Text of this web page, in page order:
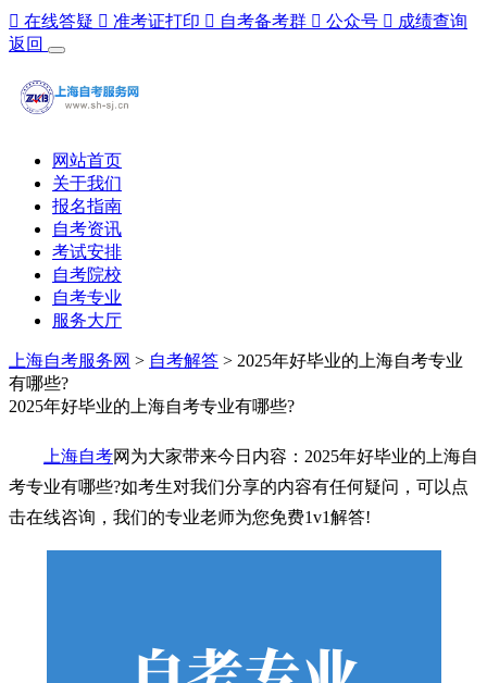
 在线答疑  准考证打印  自考备考群  公众号  成绩查询
返回
网站首页
关于我们
报名指南
自考资讯
考试安排
自考院校
自考专业
服务大厅
上海自考服务网 > 自考解答 > 2025年好毕业的上海自考专业
有哪些?
2025年好毕业的上海自考专业有哪些?
上海自考网为大家带来今日内容：2025年好毕业的上海自
考专业有哪些?如考生对我们分享的内容有任何疑问，可以点
击在线咨询，我们的专业老师为您免费1v1解答!